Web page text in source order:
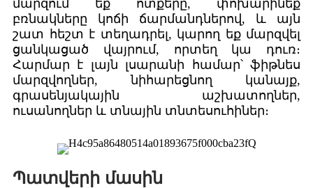
մարզում եք ոտքերը, փոխարինեք
բռնակները կոճի ճարմանդներով, և այն
շատ հեշտ է տեղադրել, կարող եք մարզվել
ցանկացած վայրում, որտեղ կա դուռ։
Հարմար է լայն լսարանի համար՝ ֆիթնես
մարզվողներ, նիհարեցնող կանայք,
գրասենյակային աշխատողներ,
ուսանողներ և տնային տնտեսուհիներ։
Պատվերի մասին